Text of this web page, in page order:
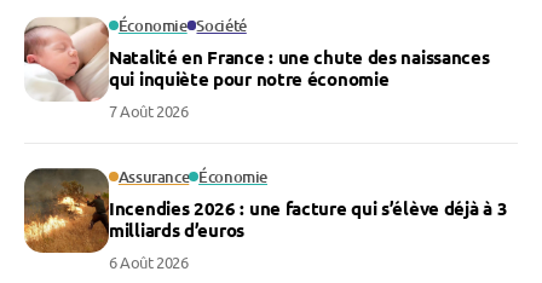
Économie Société
Natalité en France : une chute des naissances
qui inquiète pour notre économie
7 Août 2026
Assurance Économie
Incendies 2026 : une facture qui s’élève déjà à 3
milliards d’euros
6 Août 2026